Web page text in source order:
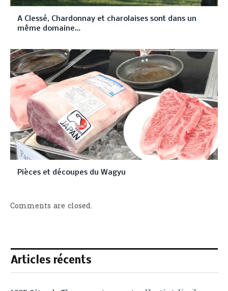
A Clessé, Chardonnay et charolaises sont dans un
même domaine…
Pièces et découpes du Wagyu
Comments are closed.
Articles récents